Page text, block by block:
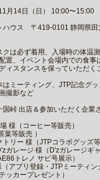
月14日（日） 10:00〜15:00
ハウス 〒419-0101 静岡県田
クは必ず着用、入場時の体温
置、イベント会場内での食事
ィスタンスを保っていただく
はミーティング、JTP記念グ
撮影など
峠 出店＆参加いただく企業
様（コーヒー等販売）
葉等販売 ）
リー 様（JTPコラボグッズ等
ガレージ 様（D'zガレージギ
トレノ サビ号展示）
アプリ登録・JTPミーティ
ッカープレゼント）